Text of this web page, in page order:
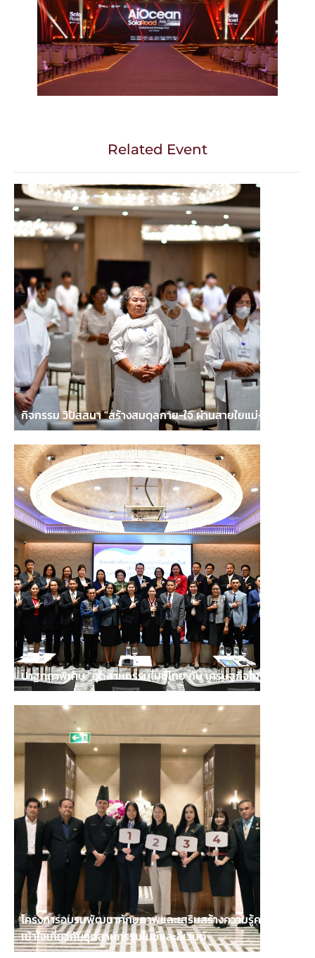
Related Event
กิจกรรม วิปัสสนา "สร้างสมดุลกาย-ใจ ผ่านสายใยแม่-ลูก"
ปาฐกถาพิเศษ "อุตสาหกรรมไมซ์ไทย กับ เศรษฐกิจไทย"
โครงการอบรมพัฒนาศักยภาพและเสริมสร้างความรู้ความ
เข้าใจเกี่ยวกับอุตสาหกรรมไมซ์และอีเวนต์